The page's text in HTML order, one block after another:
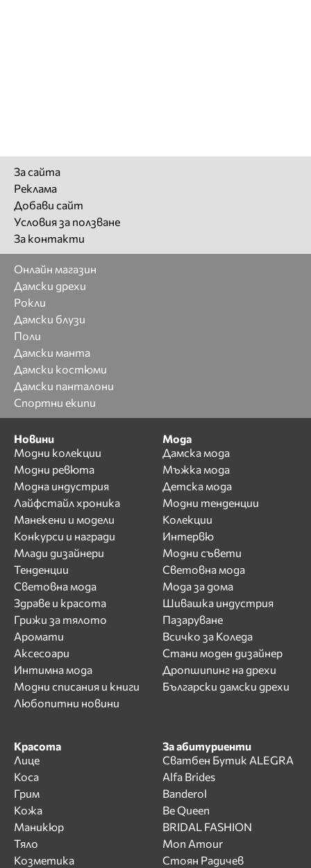
За сайта
Реклама
Добави сайт
Условия за ползване
За контакти
Онлайн магазин
Дамски дрехи
Рокли
Дамски блузи
Поли
Дамски манта
Дамски костюми
Дамски панталони
Спортни екипи
Новини
Модни колекции
Модни ревюта
Модна индустрия
Лайфстайл хроника
Манекени и модели
Конкурси и награди
Млади дизайнери
Тенденции
Световна мода
Здраве и красота
Грижи за тялото
Аромати
Аксесоари
Интимна мода
Модни списания и книги
Любопитни новини
Мода
Дамска мода
Мъжка мода
Детска мода
Модни тенденции
Колекции
Интервю
Модни съвети
Световна мода
Мода за дома
Шивашка индустрия
Пазаруване
Всичко за Коледа
Стани моден дизайнер
Дропшипинг на дрехи
Български дамски дрехи
Красота
Лице
Коса
Грим
Кожа
Маникюр
Тяло
Козметика
За абитуриенти
Сватбен Бутик ALEGRA
Alfa Brides
Banderol
Be Queen
BRIDAL FASHION
Mon Amour
Стоян Радичев